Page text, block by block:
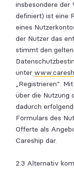
insbesondere der
definiert) ist eine
eines
der Nutzer das
stimmt den
unter
„Registrieren“.
über die Nutzung
dadurch
Formulars des
Offerte als
Careship dar.
2.3 Alternativ